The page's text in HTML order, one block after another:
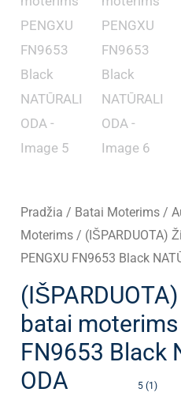
Pradžia / Batai Moterims /
Moterims / (IŠPARDUOTA)
PENGXU FN9653 Black
batai moterims
FN9653 Black
ODA
5 (1)